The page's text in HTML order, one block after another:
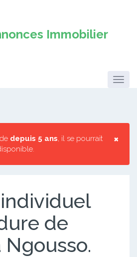
×
depuis 5 ans, il se pourrait
de